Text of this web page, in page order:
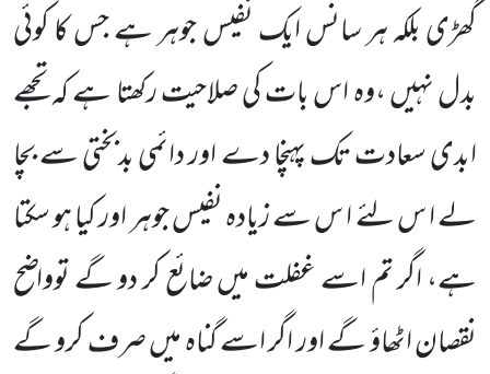
گھڑی بلکہ ہر سانس ایک نفیس جوہر ہے جس کا کوئی
بدل نہیں ،وہ اس بات کی صلاحیت رکھتا ہے کہ تجھے
ابدی سعادت تک پہنچا دے اور دائمی بدبختی سے بچا
لے ا س لئے ا س سے زیادہ نفیس جوہر اور کیا ہو سکتا
ہے، اگر تم اسے غفلت میں ضائع کر دو گے توواضح
نقصان اٹھاؤ گے اور اگر اسے گناہ میں صرف کرو گے